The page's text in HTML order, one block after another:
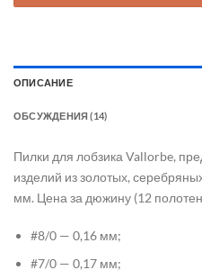
ОПИСАНИЕ
ОБСУЖДЕНИЯ (14)
Пилки для лобзика Vallorbe,
изделий из золотых,
мм. Цена за дюжину (12 полотен
#8/0 — 0,16 мм;
#7/0 — 0,17 мм;